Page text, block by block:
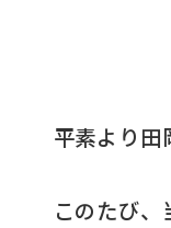
平素より田
このたび